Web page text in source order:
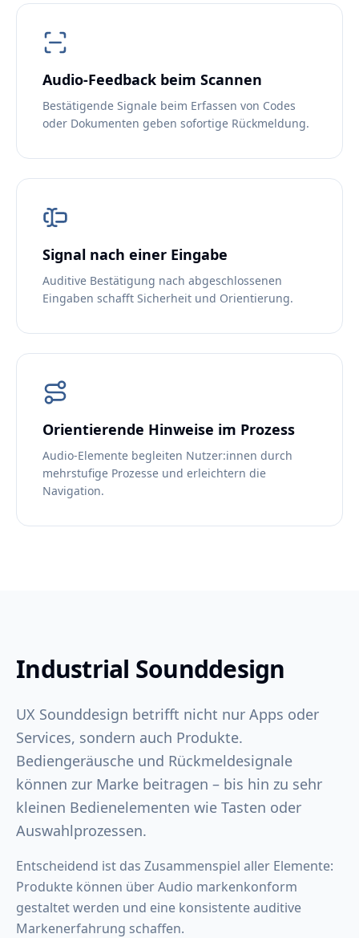
Audio-Feedback beim Scannen
Bestätigende Signale beim Erfassen von Codes
oder Dokumenten geben sofortige Rückmeldung.
Signal nach einer Eingabe
Auditive Bestätigung nach abgeschlossenen
Eingaben schafft Sicherheit und Orientierung.
Orientierende Hinweise im Prozess
Audio-Elemente begleiten Nutzer:innen durch
mehrstufige Prozesse und erleichtern die
Navigation.
Industrial Sounddesign
UX Sounddesign betrifft nicht nur Apps oder
Services, sondern auch Produkte.
Bediengeräusche und Rückmeldesignale
können zur Marke beitragen – bis hin zu sehr
kleinen Bedienelementen wie Tasten oder
Auswahlprozessen.
Entscheidend ist das Zusammenspiel aller Elemente:
Produkte können über Audio markenkonform
gestaltet werden und eine konsistente auditive
Markenerfahrung schaffen.